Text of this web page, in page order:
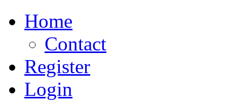
Home
Contact
Register
Login